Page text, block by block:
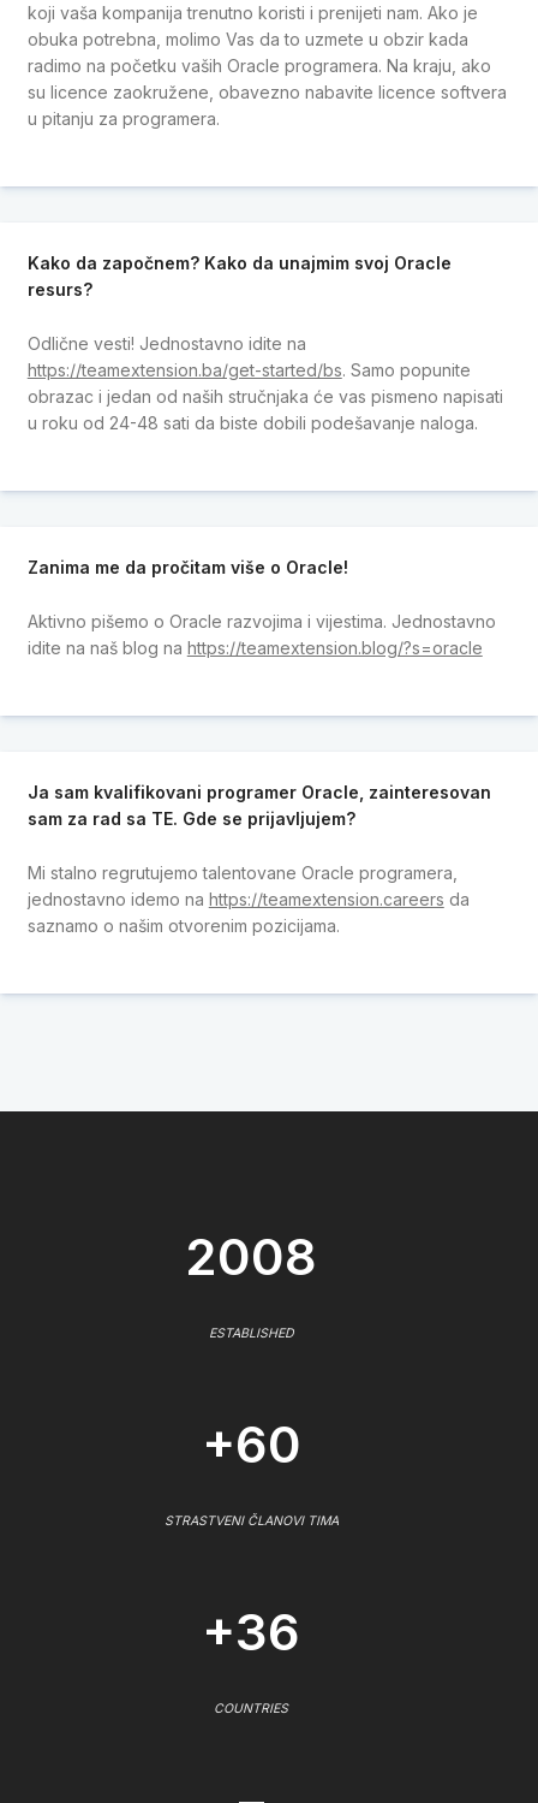
koji vaša kompanija trenutno koristi i prenijeti nam. Ako je
obuka potrebna, molimo Vas da to uzmete u obzir kada
radimo na početku vaših Oracle programera. Na kraju, ako
su licence zaokružene, obavezno nabavite licence softvera
u pitanju za programera.
Kako da započnem? Kako da unajmim svoj Oracle
resurs?
Odlične vesti! Jednostavno idite na
https://teamextension.ba/get-started/bs. Samo popunite
obrazac i jedan od naših stručnjaka će vas pismeno napisati
u roku od 24-48 sati da biste dobili podešavanje naloga.
Zanima me da pročitam više o Oracle!
Aktivno pišemo o Oracle razvojima i vijestima. Jednostavno
idite na naš blog na https://teamextension.blog/?s=oracle
Ja sam kvalifikovani programer Oracle, zainteresovan
sam za rad sa TE. Gde se prijavljujem?
Mi stalno regrutujemo talentovane Oracle programera,
jednostavno idemo na https://teamextension.careers da
saznamo o našim otvorenim pozicijama.
2008
ESTABLISHED
+60
STRASTVENI ČLANOVI TIMA
+36
COUNTRIES